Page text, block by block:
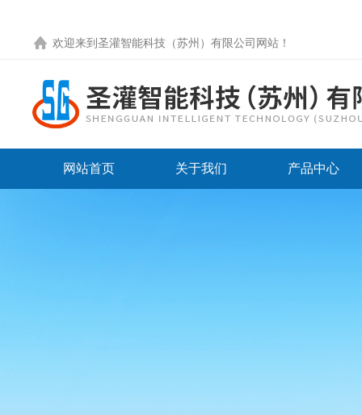
欢迎来到圣灌智能科技（苏州）有限公司网站！
网站首页 关于我们 产品中心